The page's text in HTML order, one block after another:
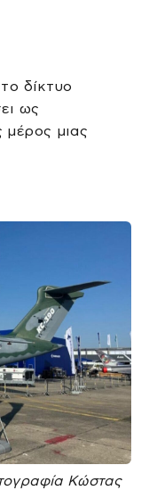
δίκτυο
ως
μιας
Κώστας